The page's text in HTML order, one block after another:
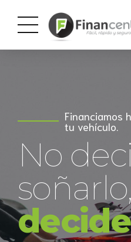
Financiamos
tu vehículo.⁣
No
soñarlo,